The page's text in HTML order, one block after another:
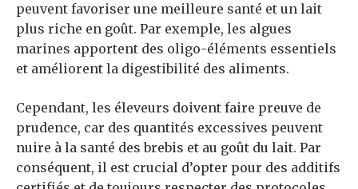
peuvent favoriser une meilleure santé et un lait
plus riche en goût. Par exemple, les algues
marines apportent des oligo-éléments essentiels
et améliorent la digestibilité des aliments.
Cependant, les éleveurs doivent faire preuve de
prudence, car des quantités excessives peuvent
nuire à la santé des brebis et au goût du lait. Par
conséquent, il est crucial d’opter pour des additifs